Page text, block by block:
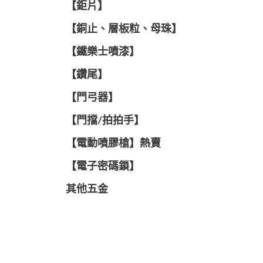
【鉅片】
【銅止、層板粒、母珠】
【鐵樂士噴漆】
【鑽尾】
【門弓器】
【門擋/拍拍手】
【電動噴膠槍】熱賣
【電子密碼鎖】
其他五金